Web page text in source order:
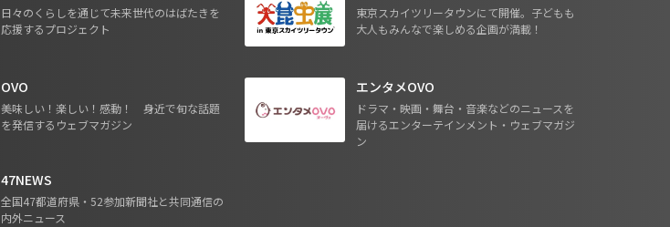
日々のくらしを通じて未来世代のはばたきを
応援するプロジェクト
東京スカイツリータウンにて開催。子どもも
大人もみんなで楽しめる企画が満載！
OVO
美味しい！楽しい！感動！ 身近で旬な話題
を発信するウェブマガジン
エンタメOVO
ドラマ・映画・舞台・音楽などのニュースを
届けるエンターテインメント・ウェブマガジ
ン
47NEWS
全国47都道府県・52参加新聞社と共同通信の
内外ニュース